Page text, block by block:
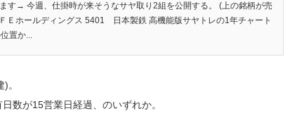
す→ 今週、仕掛時が来そうなサヤ取り2組を公開する。 (上の銘柄が売
ホールディングス 5401 日本製鉄 高機能版サヤトレの1年チャート
置か...
。
数が15営業日経過、のいずれか。